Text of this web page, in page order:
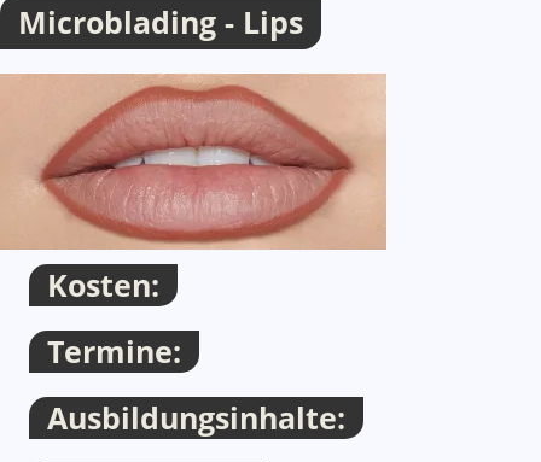
Microblading - Lips
Thema
Kosten:
Termine:
Ausbildungsinhalte: